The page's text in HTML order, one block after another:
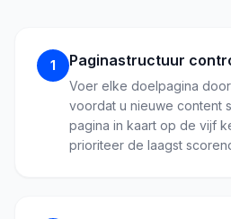
1 Paginastructuur
Voer elke doelpagina
voordat u nieuwe content
pagina in kaart op de vijf
prioriteer de laagst